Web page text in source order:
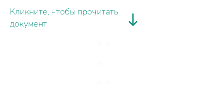
Кликните, чтобы прочитать
документ